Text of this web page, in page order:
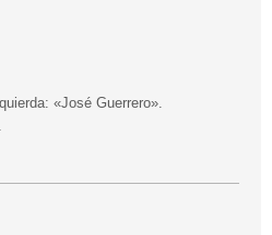
«José Guerrero».